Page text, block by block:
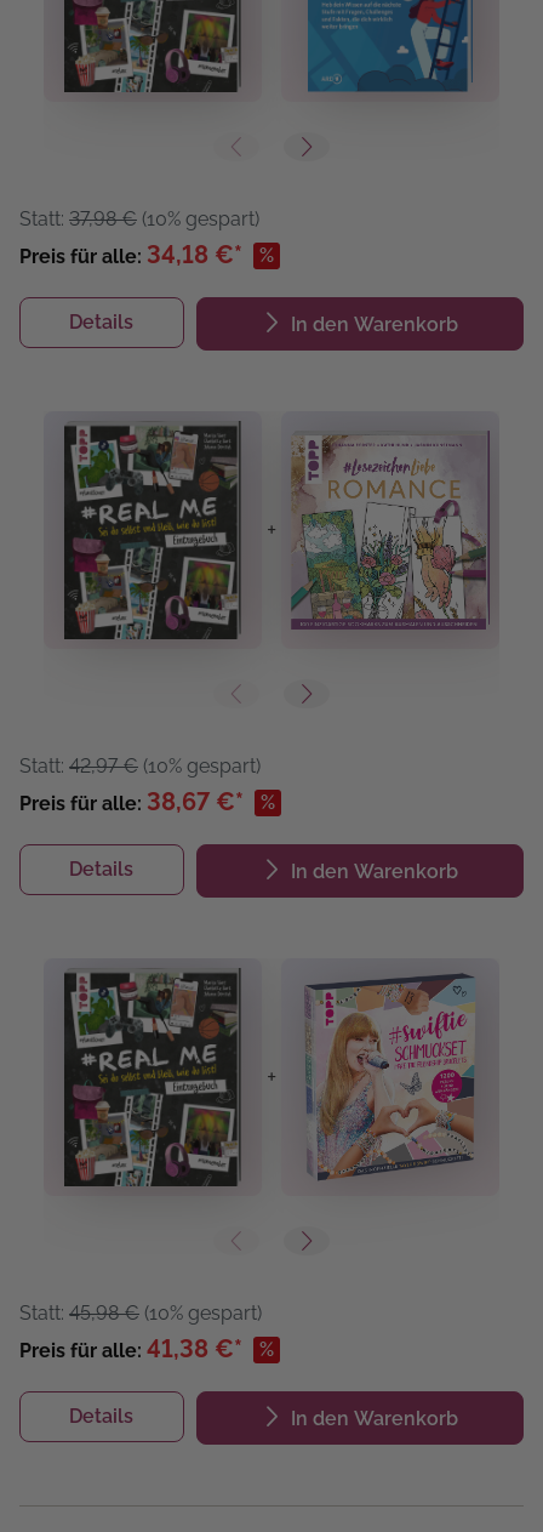
Statt: 37,98 € (10% gespart)
Preis für alle: 34,18 €* %
Details In den Warenkorb
+
Statt: 42,97 € (10% gespart)
Preis für alle: 38,67 €* %
Details In den Warenkorb
+
Statt: 45,98 € (10% gespart)
Preis für alle: 41,38 €* %
Details In den Warenkorb